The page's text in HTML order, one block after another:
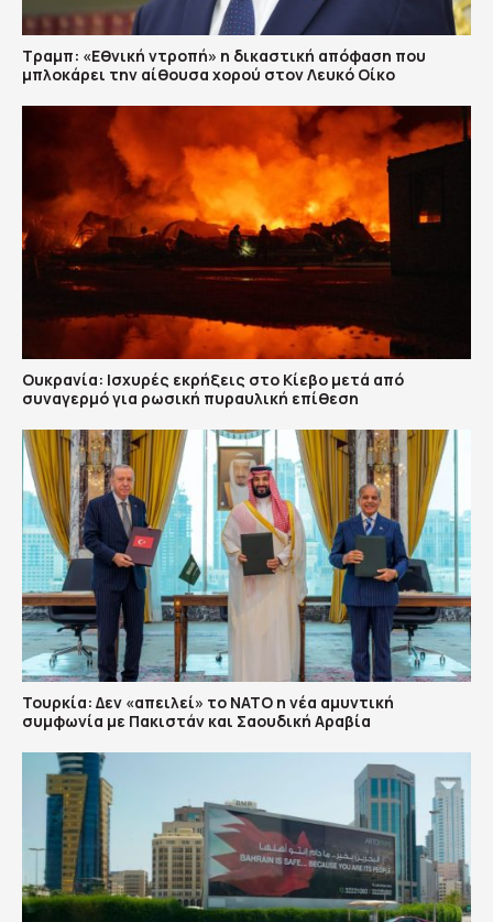
Τραμπ: «Εθνική ντροπή» η δικαστική απόφαση που
μπλοκάρει την αίθουσα χορού στον Λευκό Οίκο
Ουκρανία: Ισχυρές εκρήξεις στο Κίεβο μετά από
συναγερμό για ρωσική πυραυλική επίθεση
Τουρκία: Δεν «απειλεί» το ΝΑΤΟ η νέα αμυντική
συμφωνία με Πακιστάν και Σαουδική Αραβία